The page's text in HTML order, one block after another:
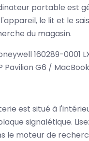
portable est
le lit et le
du magasin.
160289-0001
Pavilion G6 / MacBook
est situé à
signalétique.
le moteur de